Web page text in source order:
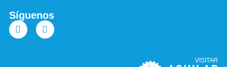
Síguenos
VISITAR